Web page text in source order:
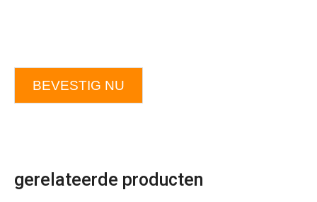
BEVESTIG NU
gerelateerde producten